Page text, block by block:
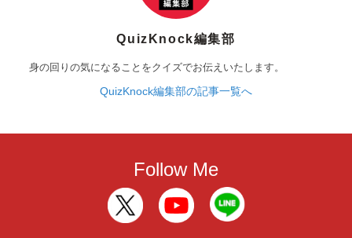
QuizKnock編集部
身の回りの気になることをクイズでお伝えいたします。
QuizKnock編集部の記事一覧へ
Follow Me